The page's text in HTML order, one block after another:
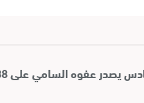
الملك